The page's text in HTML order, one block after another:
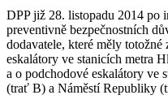
DPP již 28. listopadu 2014 po
preventivně bezpečnostních
dodavatele, které měly totožné
eskalátory ve stanicích metra
a o podchodové eskalátory ve
(trať B) a Náměstí Republiky